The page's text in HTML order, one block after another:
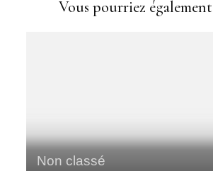
Vous pourriez
Non classé